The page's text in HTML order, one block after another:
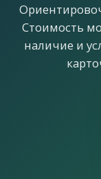
Стоимость
наличие и